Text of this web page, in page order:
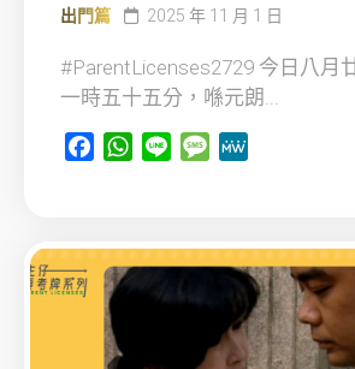
出門篇 2025 年 11 月 1 日
#ParentLicenses2729 今日八月
一時五十五分，喺元朗...
FacebookWhatsApp
Line Message